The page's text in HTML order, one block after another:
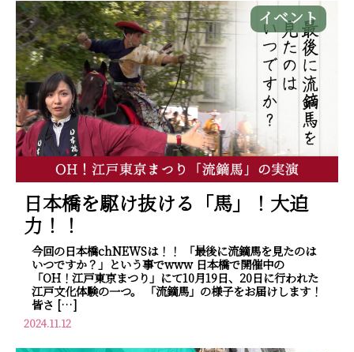
イベント
日本橋を駆け抜ける「馬」！大迫
力！！
今回の日本橋chNEWSは！！ 「最後に流鏑馬を見たのは
いつですか？」という事でwww 日本橋で開催中の
「OH！江戸東京まつり」にて10月19日、20日に行われた
江戸文化体験の一つ。 「流鏑馬」の様子をお届けします！
皆さ […]
2024.11.12